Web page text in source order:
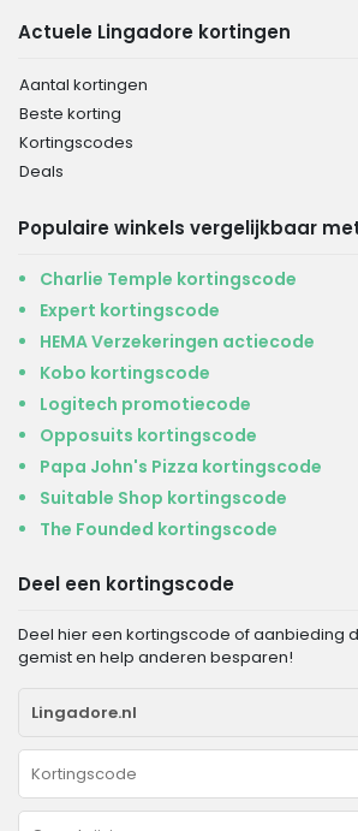
Actuele Lingadore kortingen
Aantal kortingen
Beste korting
Kortingscodes
Deals
Populaire winkels vergelijkbaar
Charlie Temple kortingscode
Expert kortingscode
HEMA Verzekeringen actiecode
Kobo kortingscode
Logitech promotiecode
Opposuits kortingscode
Papa John's Pizza kortingscode
Suitable Shop kortingscode
The Founded kortingscode
Deel een kortingscode
Deel hier een kortingscode of aanbieding
gemist en help anderen besparen!